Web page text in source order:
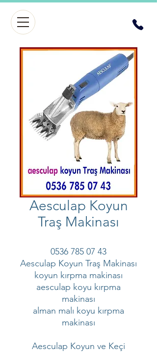
Aesculap Koyun
Traş Makinası
0536 785 07 43
Aesculap Koyun Traş Makinası
koyun kırpma makinası
aesculap koyu kırpma
makinası
alman malı koyu kırpma
makinası
Aesculap Koyun ve Keçi